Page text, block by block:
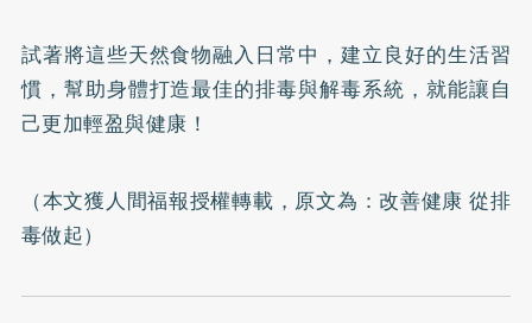
試著將這些天然食物融入日常中，建立良好的生活習
慣，幫助身體打造最佳的排毒與解毒系統，就能讓自
己更加輕盈與健康！
（本文獲人間福報授權轉載，原文為：改善健康 從排
毒做起）